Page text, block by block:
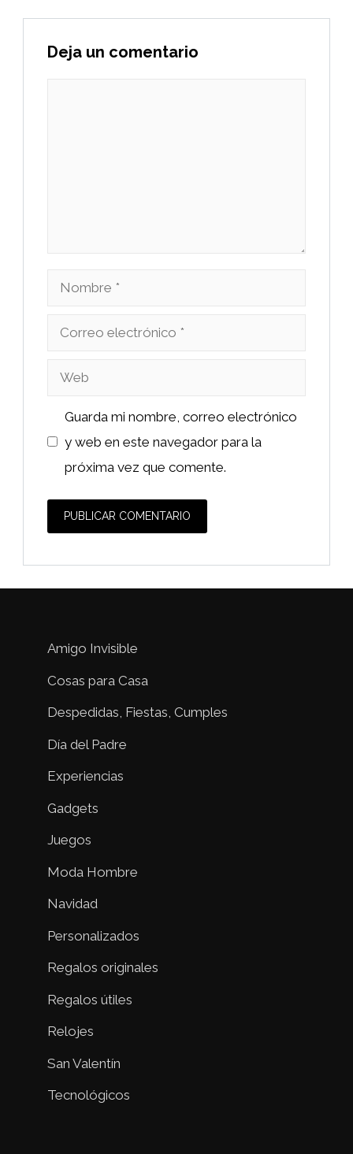
Deja un comentario
Nombre
Correo
Web
Guarda mi nombre, correo electrónico
y web en este navegador para la
próxima vez que comente.
Amigo Invisible
Cosas para Casa
Despedidas, Fiestas, Cumples
Día del Padre
Experiencias
Gadgets
Juegos
Moda Hombre
Navidad
Personalizados
Regalos originales
Regalos útiles
Relojes
San Valentín
Tecnológicos